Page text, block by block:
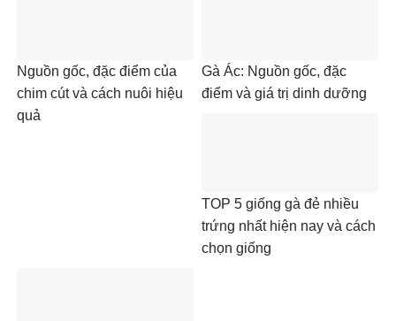
Nguồn gốc, đặc điểm của
chim cút và cách nuôi hiệu
quả
Gà Ác: Nguồn gốc, đặc
điểm và giá trị dinh dưỡng
TOP 5 giống gà đẻ nhiều
trứng nhất hiện nay và cách
chọn giống